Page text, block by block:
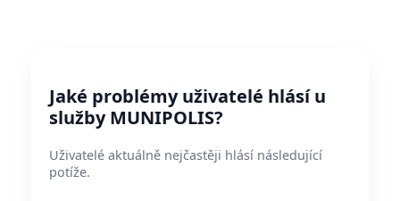
Jaké problémy uživatelé hlásí u
služby MUNIPOLIS?
Uživatelé aktuálně nejčastěji hlásí následující
potíže.